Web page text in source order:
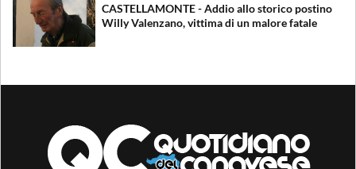
CASTELLAMONTE - Addio allo storico postino
Willy Valenzano, vittima di un malore fatale